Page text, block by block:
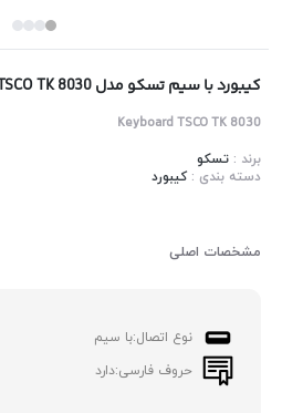
کیبورد با سیم تسکو مدل TSCO TK 8030
Keyboard TSCO TK 8030
برند :تسکو
دسته بندی :کیبورد
مشخصات اصلی
نوع اتصال:با سیم
حروف فارسی:دارد